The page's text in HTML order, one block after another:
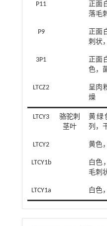
P11
正面
落毛
P9
正面
刺状
3P1
正面
色，
LTCZ2
呈肉
燥
LTCY3
骆驼刺
茎叶
黄绿
列，
LTCY2 黄色
LTCY1b
白色
毛刺
LTCY1a 白色